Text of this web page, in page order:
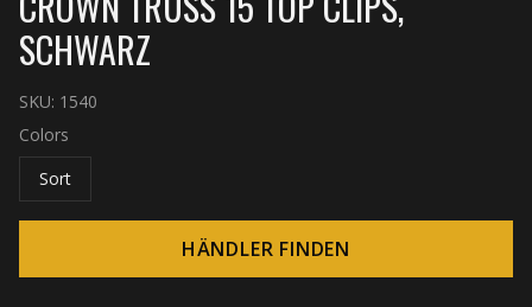
SCHWARZ
SKU: 1540
Colors
Sort
HÄNDLER FINDEN